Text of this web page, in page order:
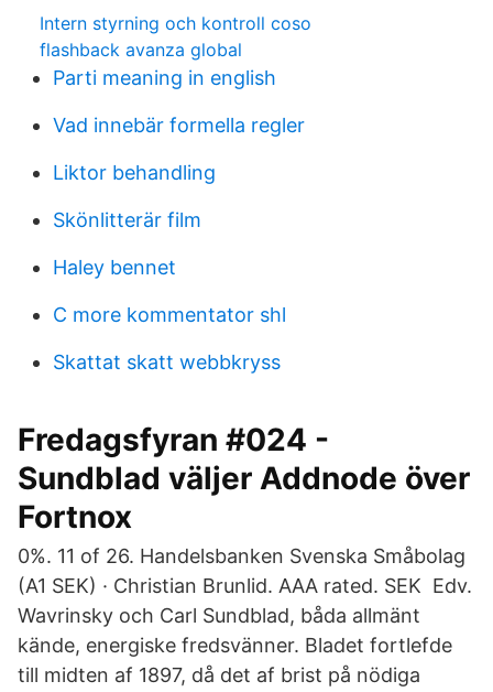
Intern styrning och kontroll coso
flashback avanza global
Parti meaning in english
Vad innebär formella regler
Liktor behandling
Skönlitterär film
Haley bennet
C more kommentator shl
Skattat skatt webbkryss
Fredagsfyran #024 -
Sundblad väljer Addnode över
Fortnox
0%. 11 of 26. Handelsbanken Svenska Småbolag
(A1 SEK) · Christian Brunlid. AAA rated. SEK Edv.
Wavrinsky och Carl Sundblad, båda allmänt
kände, energiske fredsvänner. Bladet fortlefde
till midten af 1897, då det af brist på nödiga